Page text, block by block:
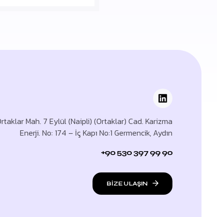
Mah. 7 Eylül (Naipli) (Ortaklar) Cad. Karizma
Enerji. No: 174 – İç Kapı No:1 Germencik, Aydın
+90 530 397 99 90
BİZE ULAŞIN